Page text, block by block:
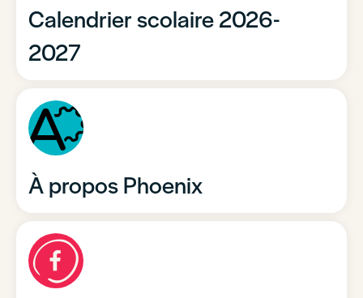
Calendrier scolaire 2026-
2027
À propos Phoenix